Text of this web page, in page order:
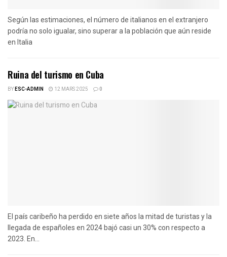
Según las estimaciones, el número de italianos en el extranjero
podría no solo igualar, sino superar a la población que aún reside
en Italia
Ruina del turismo en Cuba
BYESC-ADMIN 12 MARS 2025 0
El país caribeño ha perdido en siete años la mitad de turistas y la
llegada de españoles en 2024 bajó casi un 30% con respecto a
2023. En...